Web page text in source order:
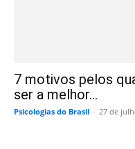
7 motivos pelos
ser a melhor...
Psicologias do Brasil - 27 de